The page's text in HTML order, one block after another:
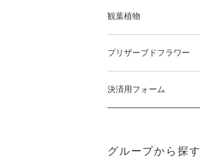
観葉植物
プリザーブドフラワー
決済用フォーム
グループから探す